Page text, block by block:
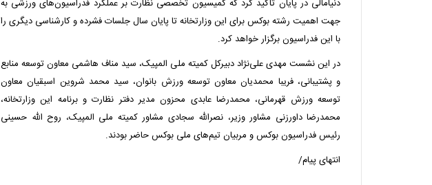
دنیامالی در پایان تاکید کرد که کمیسیون تخصصی نظارت بر عملکرد فدراسیون‌های ورزشی به
جهت اهمیت رشته بوکس برای این وزارتخانه تا پایان سال جلسات فشرده و کارشناسی دیگری را
با این فدراسیون برگزار خواهد کرد.
در این نشست مهدی علی‌نژاد دبیرکل کمیته ملی المپیک، سید مناف هاشمی معاون توسعه منابع
و پشتیبانی، فریبا محمدیان معاون توسعه ورزش بانوان، سید محمد شروین اسبقیان معاون
توسعه ورزش قهرمانی، محمدرضا عابدی محزون مدیر دفتر نظارت و برنامه این وزارتخانه،
محمدرضا داورزنی مشاور وزیر، نصرالله سجادی مشاور کمیته ملی المپیک، روح الله حسینی
رئیس فدراسیون بوکس و مربیان تیم‌های ملی بوکس حاضر بودند.
انتهای پیام/